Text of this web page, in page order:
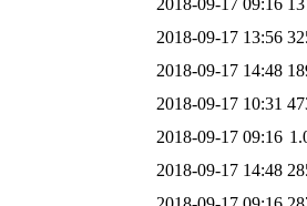
2018-09-17 13:56
2018-09-17 14:48
2018-09-17 10:31
2018-09-17 09:16
2018-09-17 14:48